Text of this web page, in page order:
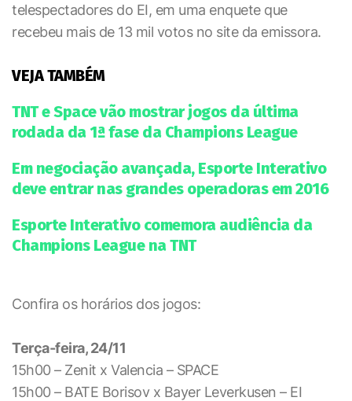
telespectadores do EI, em uma enquete que
recebeu mais de 13 mil votos no site da emissora.
VEJA TAMBÉM
TNT e Space vão mostrar jogos da última
rodada da 1ª fase da Champions League
Em negociação avançada, Esporte Interativo
deve entrar nas grandes operadoras em 2016
Esporte Interativo comemora audiência da
Champions League na TNT
Confira os horários dos jogos:
Terça-feira, 24/11
15h00 – Zenit x Valencia – SPACE
15h00 – BATE Borisov x Bayer Leverkusen – EI